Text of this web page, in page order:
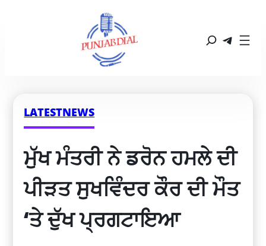
LATESTNEWS
ਮੁੱਖ ਮੰਤਰੀ ਨੇ ਡਰੋਨ ਹਮਲੇ ਦੀ
ਪੀੜਤ ਸੁਖਵਿੰਦਰ ਕੌਰ ਦੀ ਮੌਤ
‘ਤੇ ਦੁੱਖ ਪ੍ਰਗਟਾਇਆ